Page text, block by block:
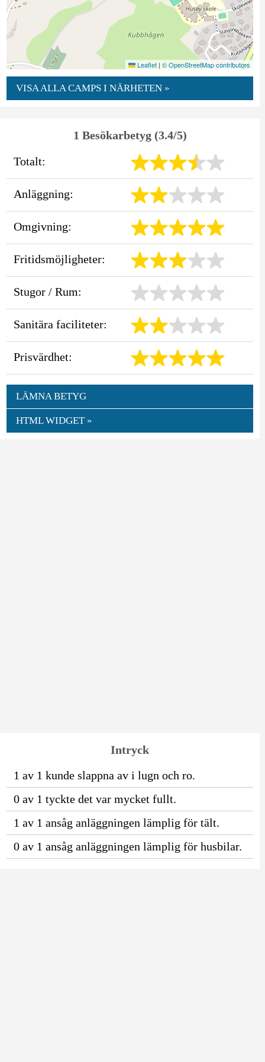
Leaflet | © OpenStreetMap contributors
VISA ALLA CAMPS I NÄRHETEN »
1 Besökarbetyg (3.4/5)
Totalt:
Anläggning:
Omgivning:
Fritidsmöjligheter:
Stugor / Rum:
Sanitära faciliteter:
Prisvärdhet:
LÄMNA BETYG
HTML WIDGET »
Intryck
1 av 1 kunde slappna av i lugn och ro.
0 av 1 tyckte det var mycket fullt.
1 av 1 ansåg anläggningen lämplig för tält.
0 av 1 ansåg anläggningen lämplig för husbilar.